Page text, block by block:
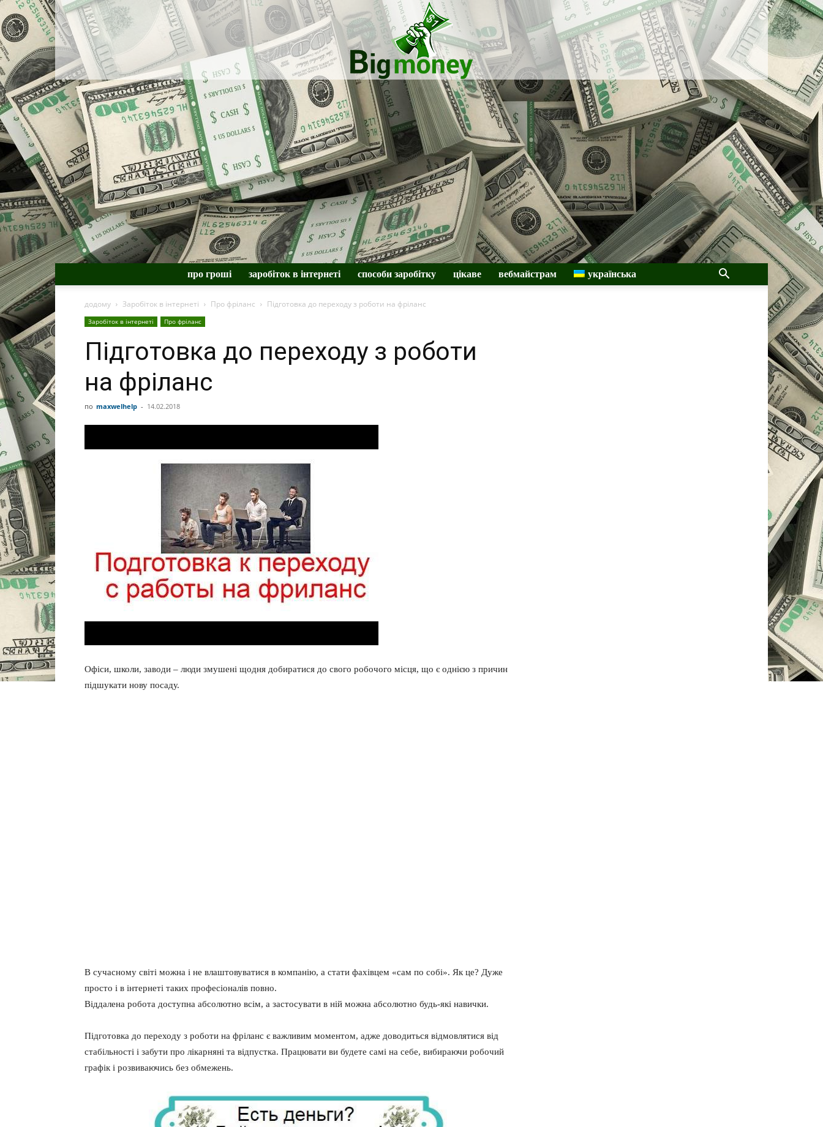
BigMoney
про гроші заробіток в інтернеті способи заробітку цікаве вебмайстрам українська
додому Заробіток в інтернеті Про фріланс Підготовка до переходу з роботи на фріланс
Заробіток в інтернеті Про фріланс
Підготовка до переходу з роботи
на фріланс
по maxwelhelp - 14.02.2018
Офіси, школи, заводи – люди змушені щодня добиратися до свого робочого місця, що є однією з причин
підшукати нову посаду.
В сучасному світі можна і не влаштовуватися в компанію, а стати фахівцем «сам по собі». Як це? Дуже
просто і в інтернеті таких професіоналів повно.
Віддалена робота доступна абсолютно всім, а застосувати в ній можна абсолютно будь-які навички.
Підготовка до переходу з роботи на фріланс є важливим моментом, адже доводиться відмовлятися від
стабільності і забути про лікарняні та відпустка. Працювати ви будете самі на себе, вибираючи робочий
графік і розвиваючись без обмежень.